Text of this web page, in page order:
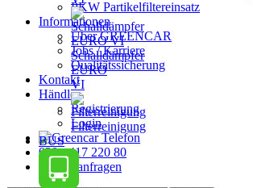
Schalldämpfer
EURO
VI
Filterreinigung
BUS
PKW Partikelfiltereinsatz
Informationen
Über GREENCAR
Jobs / Karriere
Qualitätssicherung
Kontakt
Händler
Registrierung
Login
030 - 417 220 80